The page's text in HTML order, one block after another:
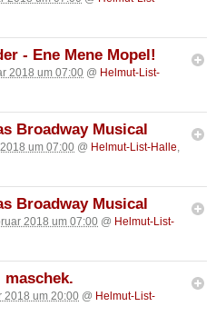
- Ene Mene Mopel!
2018 um 07:00 @ Helmut-List-
Broadway Musical
um 07:00 @ Helmut-List-Halle
Broadway Musical
2018 um 07:00 @ Helmut-List-
maschek.
2018 um 20:00 @ Helmut-List-